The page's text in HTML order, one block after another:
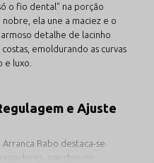
o fio dental" na porção
ela une a maciez e o
detalhe de lacinho
emoldurando as curvas
luxo.
e Ajuste
Rabo destaca-se
ganchos ou